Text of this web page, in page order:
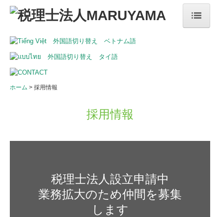
ホーム
事務所案内
ホーム 採用情報
採用情報
税理士法人設立申請中
業務拡大のため仲間を募集
します